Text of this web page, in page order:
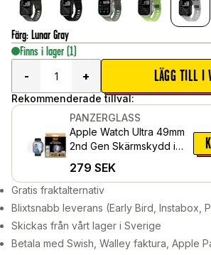
Färg: Lunar Gray
Finns i lager (1)
-
+ LÄGG TILL I
Rekommenderade tillval:
PANZERGLASS
Apple Watch Ultra 49mm
2nd Gen Skärmskydd i
Ultra Wide Fit
279 SEK
Gratis fraktalternativ
Blixtsnabb leverans (Early Bird, Instabox,
Skickas från vårt lager i Sverige
Betala med Swish, Walley faktura, Apple